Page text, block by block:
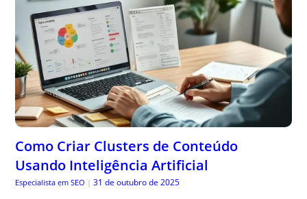
Como Criar Clusters de Conteúdo
Usando Inteligência Artificial
Especialista em SEO | 31 de outubro de 2025